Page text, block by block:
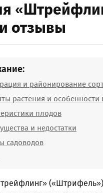
отзывы
и районирование
растения и
плодов
и недостатки
садоводов